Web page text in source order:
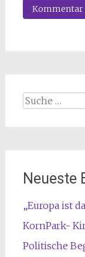
Suche
Neueste
„Europa ist
KornPark-
Politische